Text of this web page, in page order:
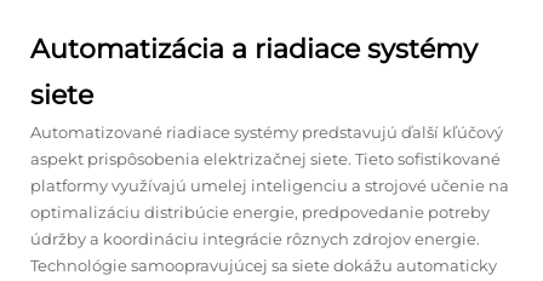
Automatizácia a riadiace systémy
siete
Automatizované riadiace systémy predstavujú ďalší kľúčový
aspekt prispôsobenia elektrizačnej siete. Tieto sofistikované
platformy využívajú umelej inteligenciu a strojové učenie na
optimalizáciu distribúcie energie, predpovedanie potreby
údržby a koordináciu integrácie rôznych zdrojov energie.
Technológie samoopravujúcej sa siete dokážu automaticky